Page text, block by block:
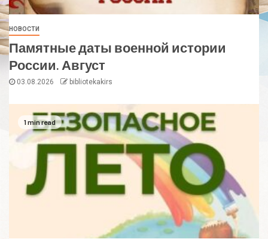
НОВОСТИ
Памятные даты военной истории
России. Август
03.08.2026 bibliotekakirs
1 min read